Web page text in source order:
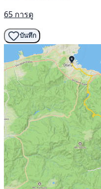
65 การดู
บันทึก